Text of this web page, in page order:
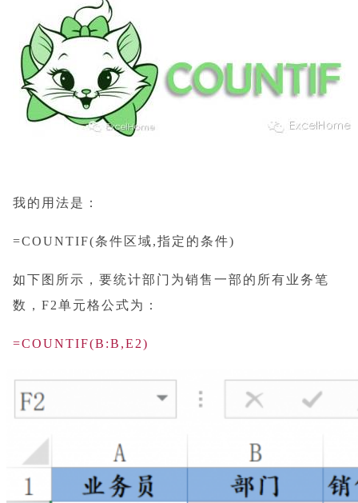
我的用法是：
=COUNTIF(条件区域,指定的条件)
如下图所示，要统计部门为销售一部的所有业务笔
数，F2单元格公式为：
=COUNTIF(B:B,E2)